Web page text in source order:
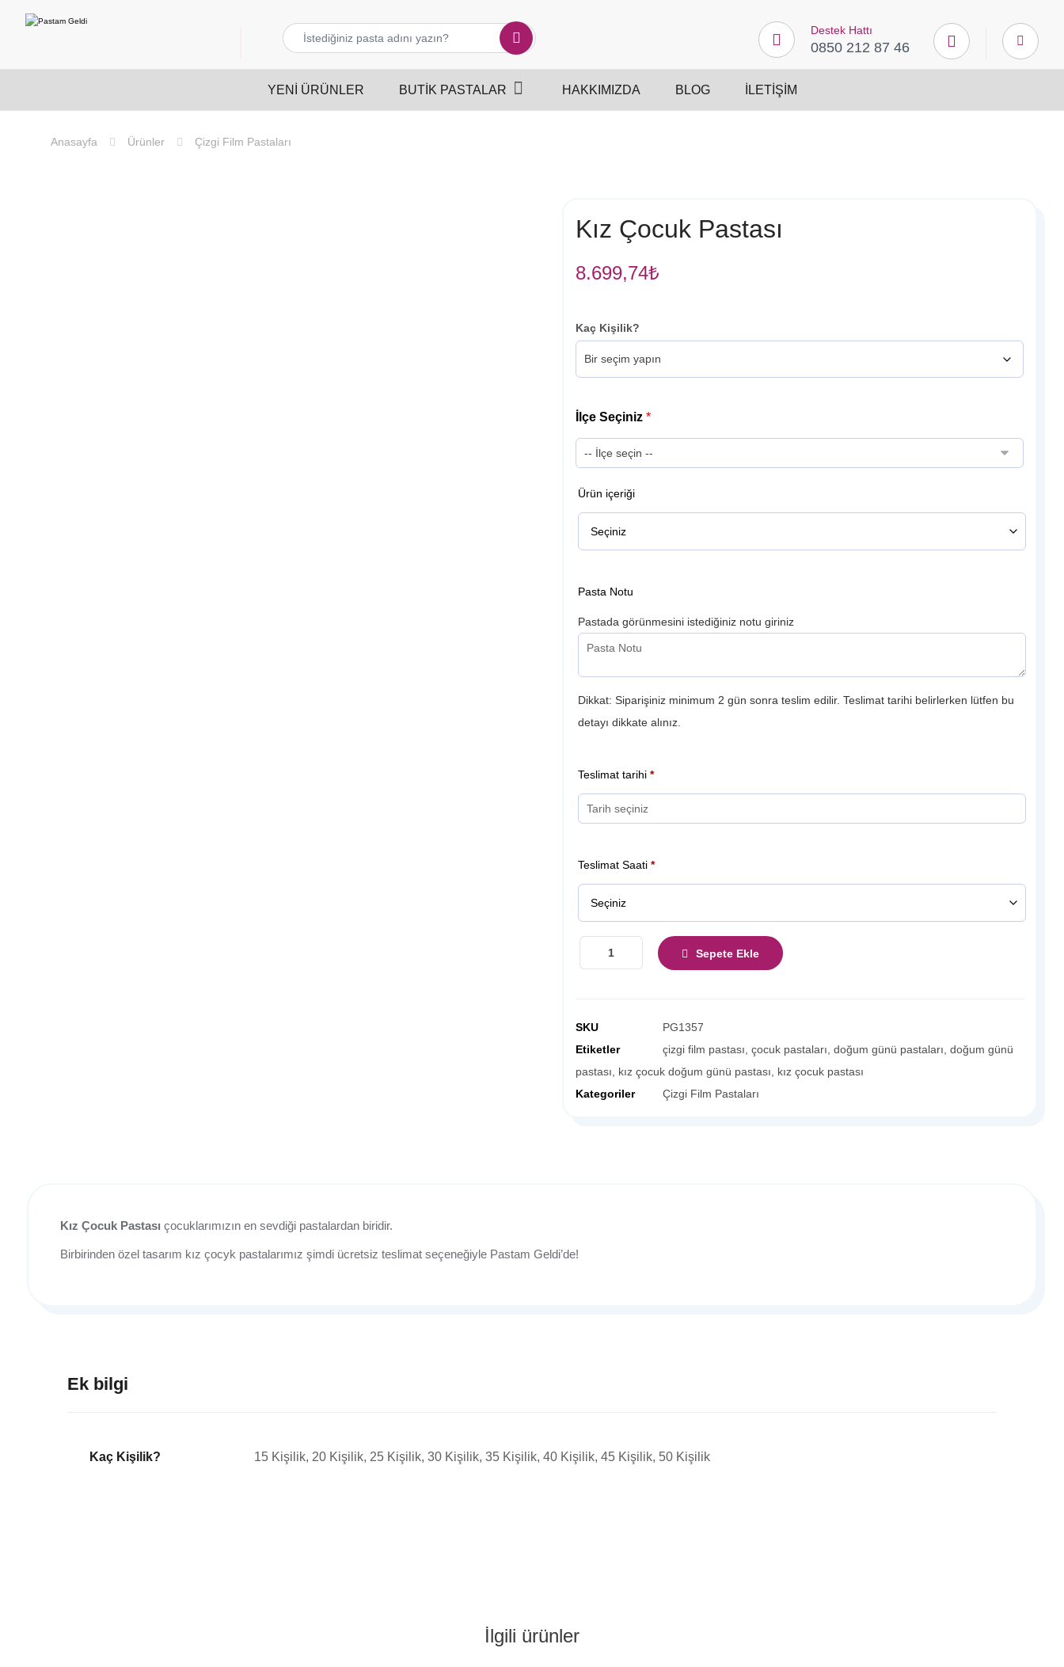
Destek Hattı
0850 212 87 46
YENI ÜRÜNLER BUTIK PASTALAR HAKKIMIZDA BLOG İLETIŞIM
Ürünler Çizgi Film Pastaları
Kız Çocuk Pastası
8.699,74₺
Kaç Kişilik?
İlçe Seçiniz *
Ürün içeriği
Pasta Notu
Pastada görünmesini istediğiniz notu giriniz
Dikkat: Siparişiniz minimum 2 gün sonra teslim edilir. Teslimat tarihi belirlerken lütfen bu
detayı dikkate alınız.
Teslimat tarihi*
Teslimat Saati*
Sepete Ekle
SKU
PG1357
Etiketler
çizgi film pastası ,çocuk pastaları ,doğum günü pastaları ,doğum günü
pastası
kız çocuk doğum günü pastası
kız çocuk pastası
Kategoriler
Çizgi Film Pastaları
Kız Çocuk Pastası çocuklarımızın en sevdiği pastalardan biridir.
Birbirinden özel tasarım kız çocyk pastalarımız şimdi ücretsiz teslimat seçeneğiyle Pastam Geldi’de!
Ek bilgi
Kaç Kişilik? 15 Kişilik, 20 Kişilik, 25 Kişilik, 30 Kişilik, 35 Kişilik, 40 Kişilik, 45 Kişilik, 50 Kişilik
İlgili ürünler